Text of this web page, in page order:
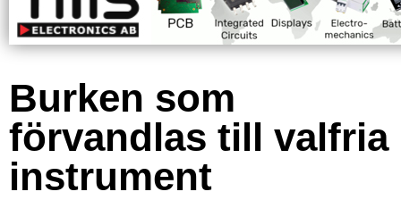
Burken som
förvandlas till valfria
instrument